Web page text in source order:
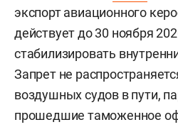
экспорт авиационного
действует до 30 ноября
стабилизировать
Запрет не
воздушных судов в пути,
прошедшие таможенное